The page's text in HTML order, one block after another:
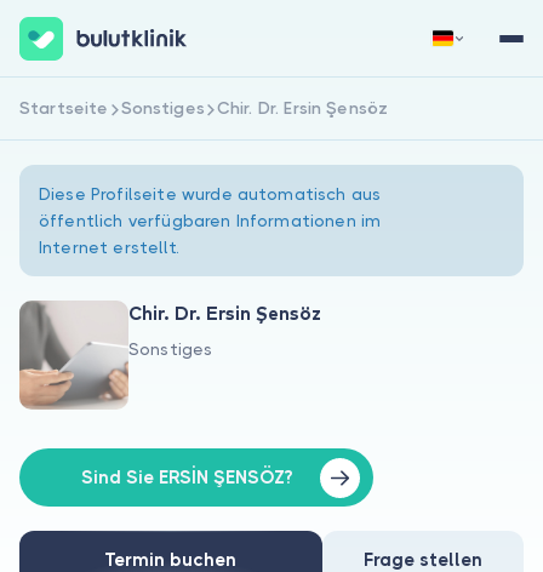
Über uns
Für Patienten
Für Ärzte
Jetzt registrieren Anmelden
Startseite Sonstiges Chir. Dr. Ersin Şensöz
Diese Profilseite wurde automatisch aus
öffentlich verfügbaren Informationen im
Internet erstellt.
Chir. Dr. Ersin Şensöz
Sonstiges
Sind Sie ERSİN ŞENSÖZ?
Termin buchen Frage stellen